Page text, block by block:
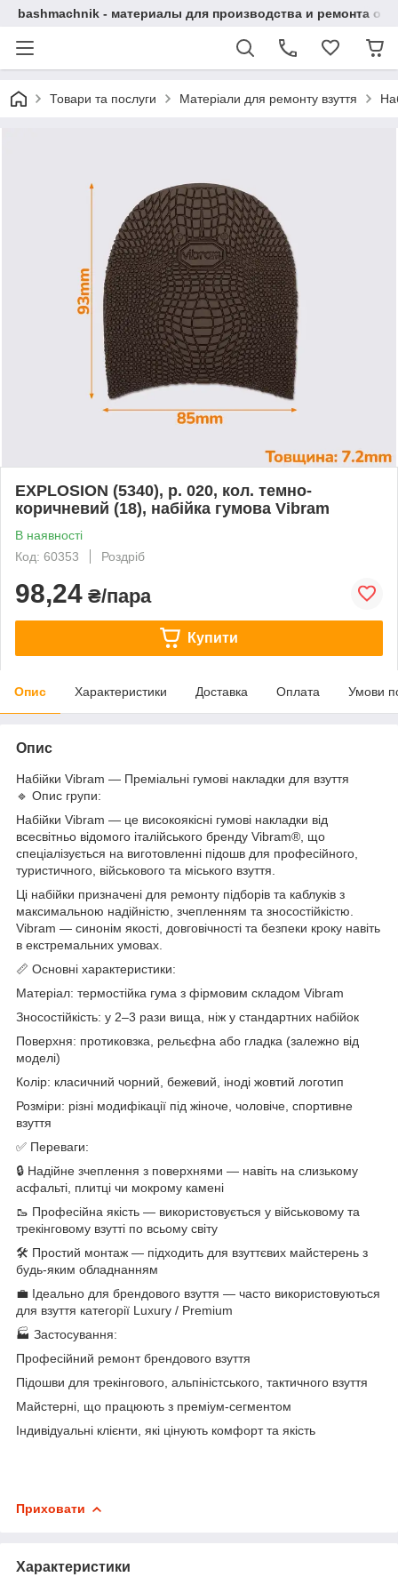
bashmachnik - материалы для производства и ремонта
Товари та послуги Матеріали для ремонту взуття
EXPLOSION (5340), р. 020, кол. темно-
коричневий (18), набійка гумова Vibram
В наявності
Код: 60353
Роздріб
98,24 ₴/пара
Купити
Опис Характеристики Доставка Оплата Умови
Опис
Набійки Vibram — Преміальні гумові накладки для взуття
🔹 Опис групи:
Набійки Vibram — це високоякісні гумові накладки від
всесвітньо відомого італійського бренду Vibram®, що
спеціалізується на виготовленні підошв для професійного,
туристичного, військового та міського взуття.
Ці набійки призначені для ремонту підборів та каблуків з
максимальною надійністю, зчепленням та зносостійкістю.
Vibram — синонім якості, довговічності та безпеки кроку навіть
в екстремальних умовах.
📏 Основні характеристики:
Матеріал: термостійка гума з фірмовим складом Vibram
Зносостійкість: у 2–3 рази вища, ніж у стандартних набійок
Поверхня: протиковзка, рельєфна або гладка (залежно від
моделі)
Колір: класичний чорний, бежевий, іноді жовтий логотип
Розміри: різні модифікації під жіноче, чоловіче, спортивне
взуття
✅ Переваги:
🔒 Надійне зчеплення з поверхнями — навіть на слизькому
асфальті, плитці чи мокрому камені
🥾 Професійна якість — використовується у військовому та
трекінговому взутті по всьому світу
🛠️ Простий монтаж — підходить для взуттєвих майстерень з
будь-яким обладнанням
💼 Ідеально для брендового взуття — часто використовуються
для взуття категорії Luxury / Premium
🏭 Застосування:
Професійний ремонт брендового взуття
Підошви для трекінгового, альпіністського, тактичного взуття
Майстерні, що працюють з преміум-сегментом
Індивідуальні клієнти, які цінують комфорт та якість
Приховати
Характеристики